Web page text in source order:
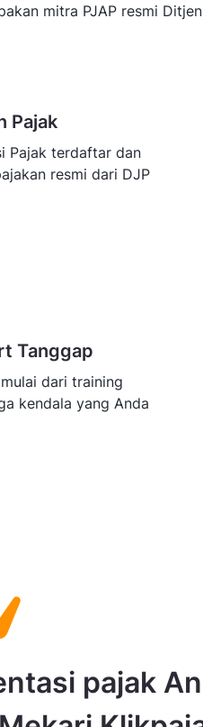
mitra PJAP resmi
Pajak
Pajak terdaftar dan
resmi dari DJP
Tanggap
dari training
kendala yang Anda
pajak